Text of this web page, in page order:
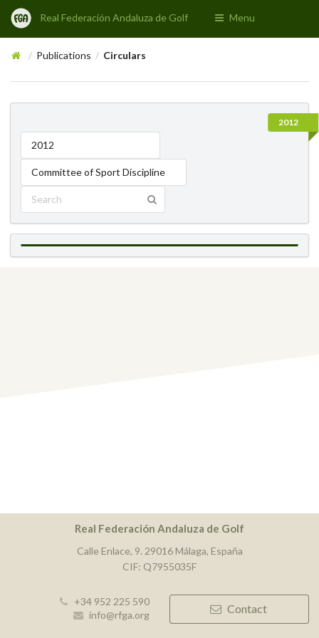
Real Federación Andaluza de Golf Menu
/ Publications / Circulars
2012
2012
Committee of Sport Discipline
Real Federación Andaluza de Golf
Calle Enlace, 9. 29016 Málaga, España
CIF: Q7955035F
+34 952 225 590
info@rfga.org
Contact